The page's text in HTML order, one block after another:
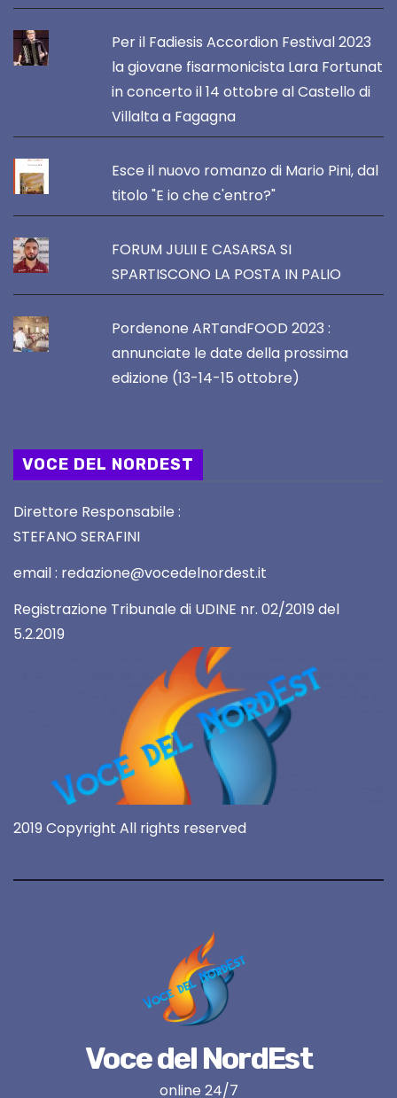
Per il Fadiesis Accordion Festival 2023
la giovane fisarmonicista Lara Fortunat
in concerto il 14 ottobre al Castello di
Villalta a Fagagna
Esce il nuovo romanzo di Mario Pini, dal
titolo "E io che c'entro?"
FORUM JULII E CASARSA SI
SPARTISCONO LA POSTA IN PALIO
Pordenone ARTandFOOD 2023 :
annunciate le date della prossima
edizione (13-14-15 ottobre)
VOCE DEL NORDEST
Direttore Responsabile :
STEFANO SERAFINI
email : redazione@vocedelnordest.it
Registrazione Tribunale di UDINE nr. 02/2019 del
5.2.2019
2019 Copyright All rights reserved
Voce del NordEst
online 24/7